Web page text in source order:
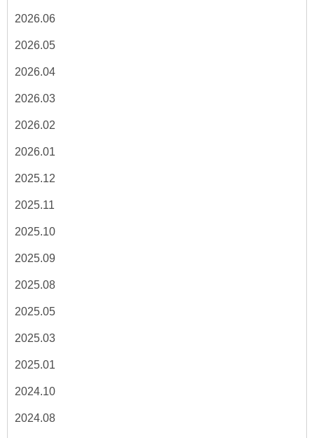
All rights reserved.
2026.06
2026.05
2026.04
2026.03
2026.02
2026.01
2025.12
2025.11
2025.10
2025.09
2025.08
2025.05
2025.03
2025.01
2024.10
2024.08